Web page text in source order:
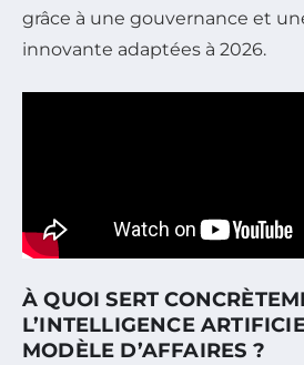
grâce à une gouvernance et
innovante adaptées à 2026.
À QUOI SERT
L’INTELLIGENCE
MODÈLE D’AFFAIRES ?